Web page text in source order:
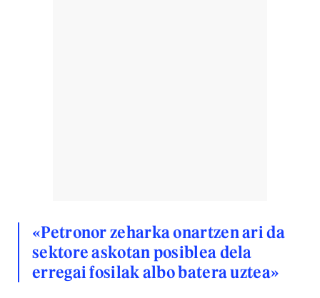
«Petronor zeharka onartzen ari da
sektore askotan posiblea dela
erregai fosilak albo batera uztea»